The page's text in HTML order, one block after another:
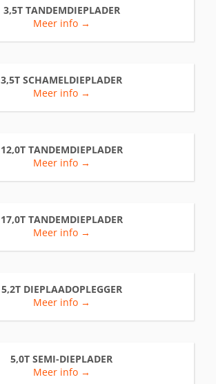
3,5T TANDEMDIEPLADER
Meer info →
3,5T SCHAMELDIEPLADER
Meer info →
12,0T TANDEMDIEPLADER
Meer info →
17,0T TANDEMDIEPLADER
Meer info →
5,2T DIEPLAADOPLEGGER
Meer info →
5,0T SEMI-DIEPLADER
Meer info →